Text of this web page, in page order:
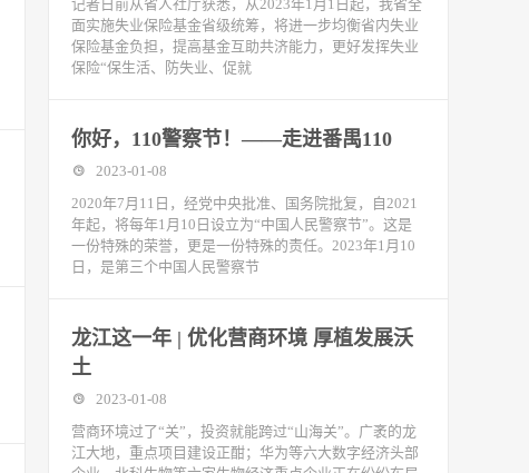
记者日前从省人社厅获悉，从2023年1月1日起，我省全
面实施失业保险基金省级统筹，将进一步均衡省内失业
保险基金负担，提高基金互助共济能力，更好发挥失业
保险“保生活、防失业、促就
你好，110警察节！——走进番禺110
2023-01-08
2020年7月11日，经党中央批准、国务院批复，自2021
年起，将每年1月10日设立为“中国人民警察节”。这是
一份特殊的荣誉，更是一份特殊的责任。2023年1月10
日，是第三个中国人民警察节
龙江这一年 | 优化营商环境 厚植发展沃
土
2023-01-08
营商环境过了“关”，投资就能跨过“山海关”。广袤的龙
江大地，重点项目建设正酣；华为等六大数字经济头部